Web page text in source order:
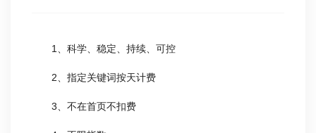
1、科学、稳定、持续、可控
2、指定关键词按天计费
3、不在首页不扣费